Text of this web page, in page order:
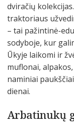
dviračių
traktoriaus
– tai pažintinė-
sodyboje, kur
Ūkyje laikomi ir
muflonai,
naminiai
dienai.
Arbatinukų